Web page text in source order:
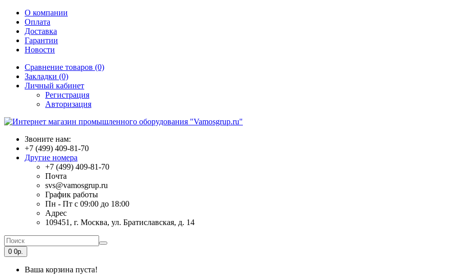
О компании
Оплата
Доставка
Гарантии
Новости
Сравнение товаров (0)
Закладки (0)
Личный кабинет
Регистрация
Авторизация
Звоните нам:
+7 (499) 409-81-70
Другие номера
+7 (499) 409-81-70
Почта
svs@vamosgrup.ru
График работы
Пн - Пт с 09:00 до 18:00
Адрес
109451, г. Москва, ул. Братиславская, д. 14
0 0р.
Ваша корзина пуста!